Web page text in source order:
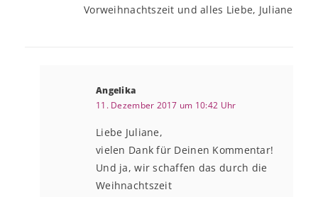
Vorweihnachtszeit und alles Liebe, Juliane
Angelika
11. Dezember 2017 um 10:42 Uhr
Liebe Juliane,
vielen Dank für Deinen Kommentar!
Und ja, wir schaffen das durch die
Weihnachtszeit